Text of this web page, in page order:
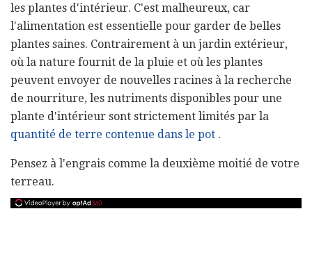
les plantes d'intérieur. C'est malheureux, car
l'alimentation est essentielle pour garder de belles
plantes saines. Contrairement à un jardin extérieur,
où la nature fournit de la pluie et où les plantes
peuvent envoyer de nouvelles racines à la recherche
de nourriture, les nutriments disponibles pour une
plante d'intérieur sont strictement limités par la
quantité de terre contenue dans le pot .
Pensez à l'engrais comme la deuxième moitié de votre
terreau.